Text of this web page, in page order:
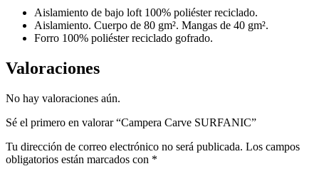
Aislamiento de bajo loft 100% poliéster reciclado.
Aislamiento. Cuerpo de 80 gm². Mangas de 40 gm².
Forro 100% poliéster reciclado gofrado.
Valoraciones
No hay valoraciones aún.
Sé el primero en valorar “Campera Carve SURFANIC”
Tu dirección de correo electrónico no será publicada. Los campos
obligatorios están marcados con *